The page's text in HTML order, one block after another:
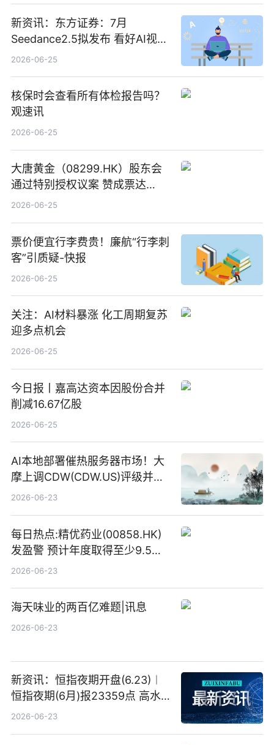
新资讯：东方证券：7月
Seedance2.5拟发布 看好AI视频
创作工作流进一步提效
2026-06-25
核保时会查看所有体检报告吗？
观速讯
2026-06-25
大唐黄金（08299.HK）股东会
通过特别授权议案 赞成票达
100%_新动态
2026-06-25
票价便宜行李费贵！廉航“行李刺
客”引质疑-快报
2026-06-25
关注：AI材料暴涨 化工周期复苏
迎多点机会
2026-06-25
今日报丨嘉高达资本因股份合并
削减16.67亿股
2026-06-25
AI本地部署催热服务器市场！大
摩上调CDW(CDW.US)评级并看
高IBM(IBM.US)戴尔(DELL.US)
2026-06-23
每日热点:精优药业(00858.HK)
发盈警 预计年度取得至少9.5亿
港元的亏损 同比盈转亏
2026-06-23
海天味业的两百亿难题|讯息
2026-06-23
新资讯：恒指夜期开盘(6.23)︱
恒指夜期(6月)报23359点 高水
23点
2026-06-23